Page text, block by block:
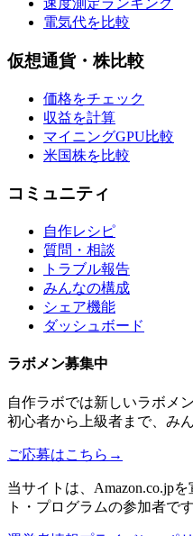
速度測定ランキング
電気代を比較
仮想通貨・株比較
価格をチェック
収益を計算
マイニングGPU比較
米国株を比較
コミュニティ
自作レシピ
質問・相談
トラブル報告
みんなの構成
シェア機能
ダッシュボード
ラボメン募集中
自作ラボでは新しいラボメン
初心者から上級者まで、み
ご応募はこちら →
当サイトは、Amazon.co.jp
ト・プログラムの参加者で